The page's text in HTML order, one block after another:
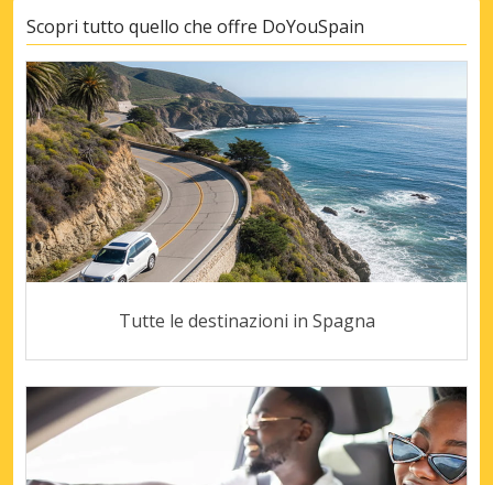
Scopri tutto quello che offre DoYouSpain
Tutte le destinazioni in Spagna